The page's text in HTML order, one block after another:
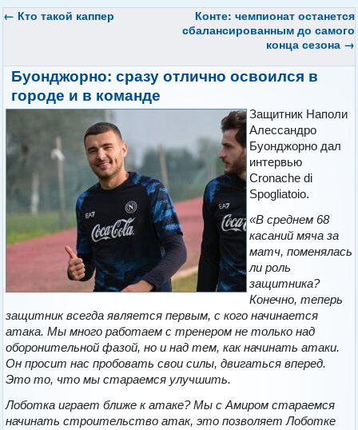
← Кто такой каппер
Конте: чемпионат останется
сбалансированным до самого
конца сезона →
Буонджорно: сразу отлично освоился в
городе и в команде
Защитник Наполи
Алессандро
Буонджорно дал
интервью
Cronache di
Spogliatoio.
«В среднем 68
касаний мяча за
матч, поменялась
ли роль
защитника?
Конечно, теперь
защитник всегда является первым, с кого начинается
атака. Мы много работаем с тренером не только над
оборонительной фазой, но и над тем, как начинать атаки.
Он просит нас пробовать свои силы, двигаться вперед.
Это то, что мы стараемся улучшить.
Лоботка играет ближе к атаке? Мы с Амиром стараемся
начинать строительство атак, это позволяет Лоботке